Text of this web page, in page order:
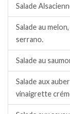
Salade
Salade au
serrano.
Salade au
Salade aux
vinaigrette